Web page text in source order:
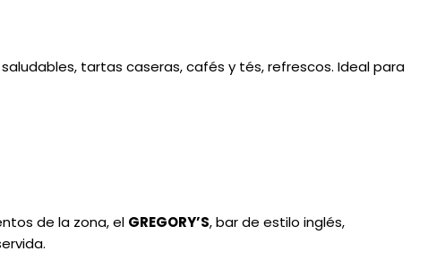
tartas caseras, cafés y tés, refrescos. Ideal para
de la zona, el GREGORY’S, bar de estilo inglés,